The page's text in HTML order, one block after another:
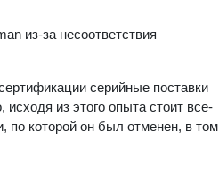
из-за несоответствия
серийные поставки
из этого опыта стоит все-
по которой он был отменен, в том